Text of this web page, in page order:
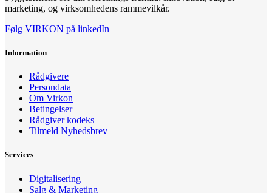
marketing, og virksomhedens rammevilkår.
Følg VIRKON på linkedIn
Information
Rådgivere
Persondata
Om Virkon
Betingelser
Rådgiver kodeks
Tilmeld Nyhedsbrev
Services
Digitalisering
Salg & Marketing